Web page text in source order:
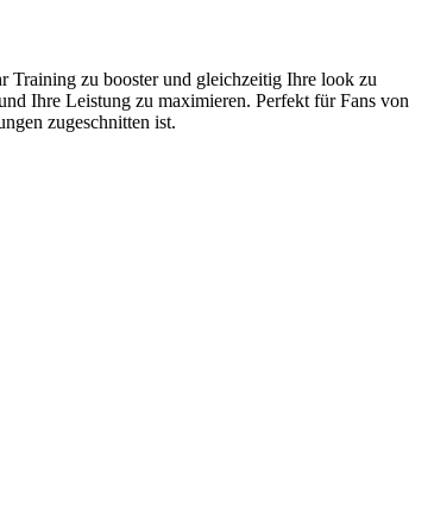
Training zu booster und gleichzeitig Ihre look zu
Ihre Leistung zu maximieren. Perfekt für Fans von
zugeschnitten ist.